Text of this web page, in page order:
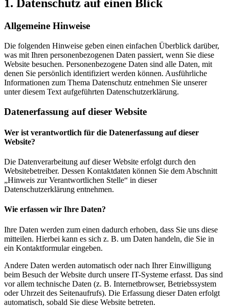
1. Datenschutz auf einen Blick
Allgemeine Hinweise
Die folgenden Hinweise geben einen einfachen Überblick darüber,
was mit Ihren personenbezogenen Daten passiert, wenn Sie diese
Website besuchen. Personenbezogene Daten sind alle Daten, mit
denen Sie persönlich identifiziert werden können. Ausführliche
Informationen zum Thema Datenschutz entnehmen Sie unserer
unter diesem Text aufgeführten Datenschutzerklärung.
Datenerfassung auf dieser Website
Wer ist verantwortlich für die Datenerfassung auf dieser
Website?
Die Datenverarbeitung auf dieser Website erfolgt durch den
Websitebetreiber. Dessen Kontaktdaten können Sie dem Abschnitt
„Hinweis zur Verantwortlichen Stelle“ in dieser
Datenschutzerklärung entnehmen.
Wie erfassen wir Ihre Daten?
Ihre Daten werden zum einen dadurch erhoben, dass Sie uns diese
mitteilen. Hierbei kann es sich z. B. um Daten handeln, die Sie in
ein Kontaktformular eingeben.
Andere Daten werden automatisch oder nach Ihrer Einwilligung
beim Besuch der Website durch unsere IT-Systeme erfasst. Das sind
vor allem technische Daten (z. B. Internetbrowser, Betriebssystem
oder Uhrzeit des Seitenaufrufs). Die Erfassung dieser Daten erfolgt
automatisch, sobald Sie diese Website betreten.